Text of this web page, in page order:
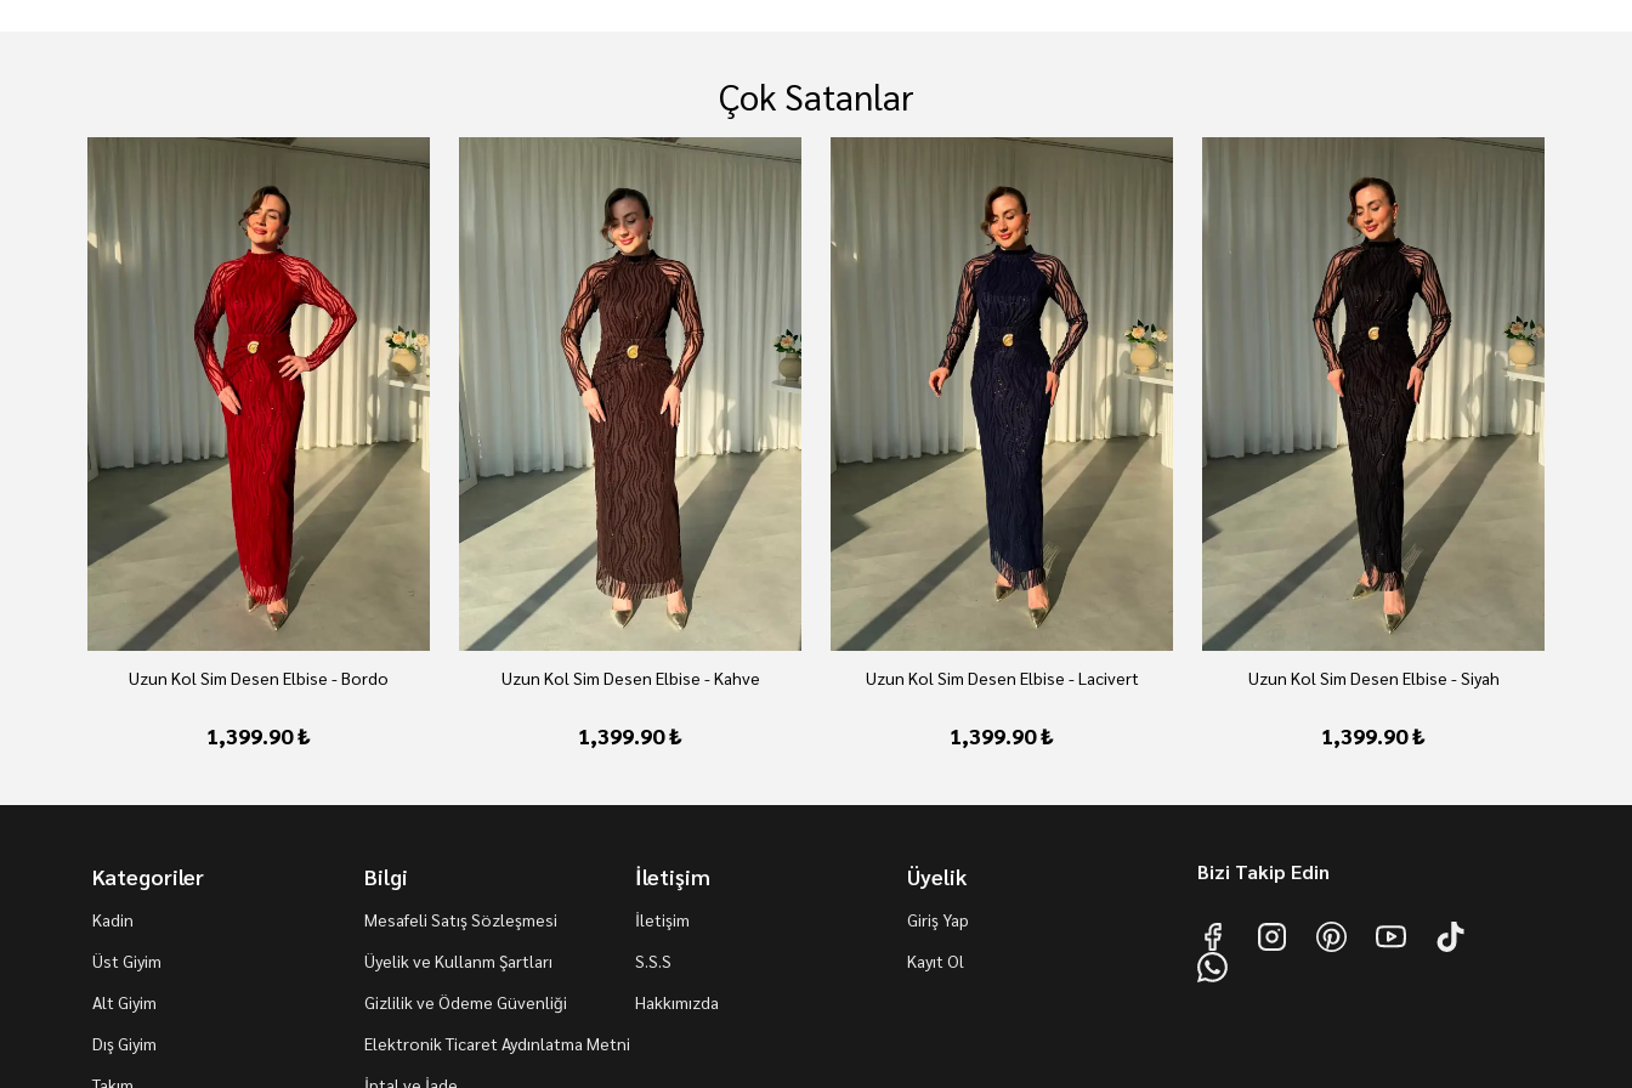
Çok Satanlar
Uzun Kol Sim Desen Elbise - Bordo
1,399.90 ₺
Uzun Kol Sim Desen Elbise - Kahve
1,399.90 ₺
Uzun Kol Sim Desen Elbise - Lacivert
1,399.90 ₺
Uzun Kol Sim Desen Elbise - Siyah
1,399.90 ₺
Kategoriler
Kadin
Üst Giyim
Alt Giyim
Dış Giyim
Bilgi
Mesafeli Satış Sözleşmesi
Üyelik ve Kullanm Şartları
Gizlilik ve Ödeme Güvenliği
Elektronik Ticaret Aydınlatma Metni
İletişim
İletişim
S.S.S
Hakkımızda
Üyelik
Giriş Yap
Kayıt Ol
Bizi Takip Edin